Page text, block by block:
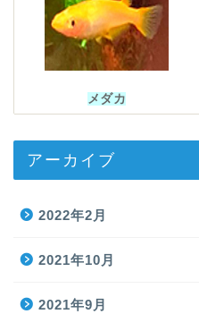
メダカ
アーカイブ
2022年2月
2021年10月
2021年9月